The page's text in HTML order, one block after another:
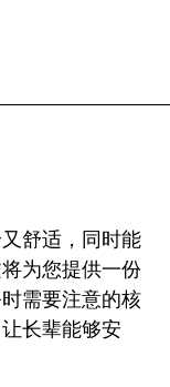
舒适，同时能
为您提供一份
需要注意的核
长辈能够安